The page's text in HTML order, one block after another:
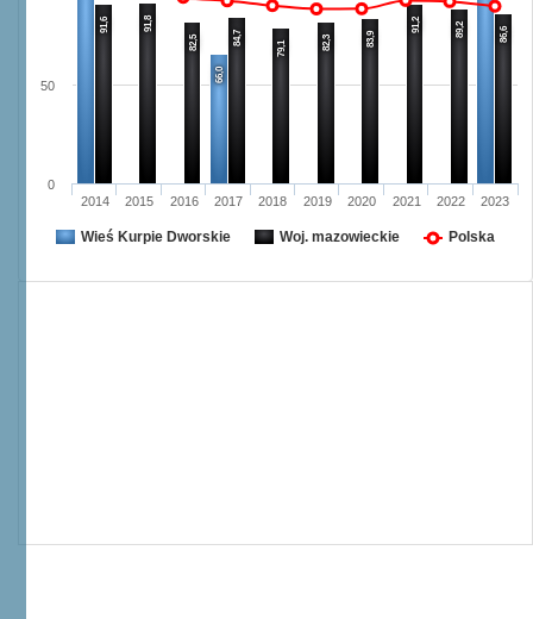
66,0
91,6
91,8
82,5
84,7
79,1 82,3 83,9
91,2 89,2 86,6
2014 2015 2016 2017 2018 2019 2020 2021 2022 2023
0
50
Wieś Kurpie Dworskie Woj. mazowieckie Polska